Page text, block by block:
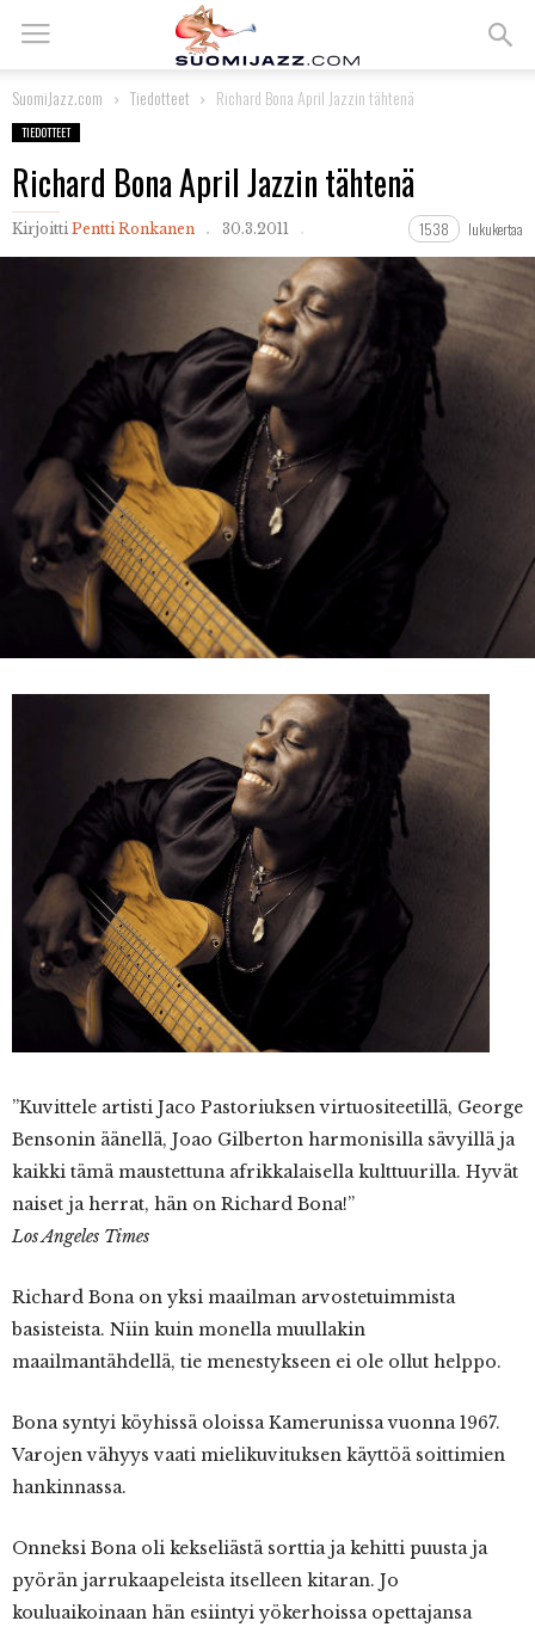
SuomiJazz.com Tiedotteet Richard Bona April Jazzin tähtenä
TIEDOTTEET
Richard Bona April Jazzin tähtenä
Kirjoitti Pentti Ronkanen 30.3.2011 1538 lukukertaa
”Kuvittele artisti Jaco Pastoriuksen virtuositeetillä, George
Bensonin äänellä, Joao Gilberton harmonisilla sävyillä ja
kaikki tämä maustettuna afrikkalaisella kulttuurilla. Hyvät
naiset ja herrat, hän on Richard Bona!”
Los Angeles Times
Richard Bona on yksi maailman arvostetuimmista
basisteista. Niin kuin monella muullakin
maailmantähdellä, tie menestykseen ei ole ollut helppo.
Bona syntyi köyhissä oloissa Kamerunissa vuonna 1967.
Varojen vähyys vaati mielikuvituksen käyttöä soittimien
hankinnassa.
Onneksi Bona oli kekseliästä sorttia ja kehitti puusta ja
pyörän jarrukaapeleista itselleen kitaran. Jo
kouluaikoinaan hän esiintyi yökerhoissa opettajansa